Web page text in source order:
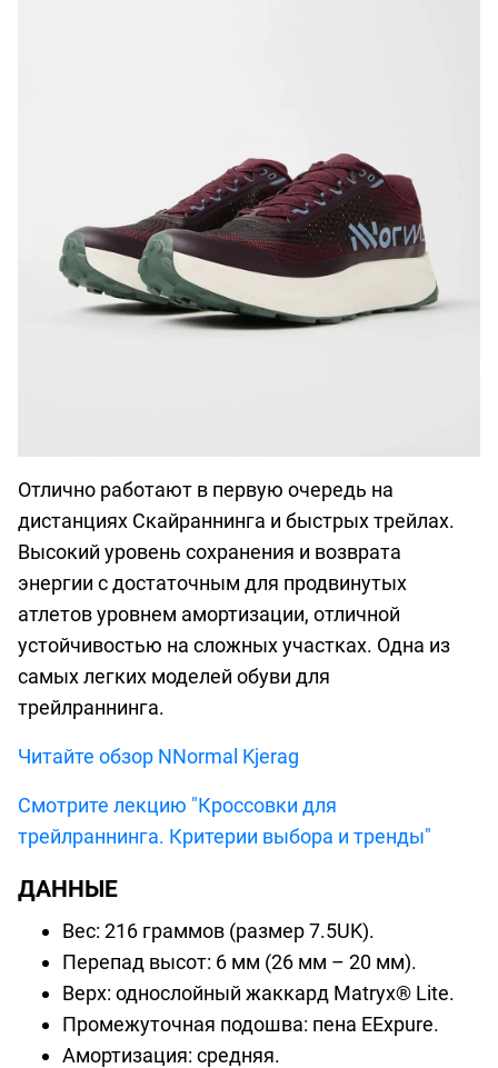
Отлично работают в первую очередь на
дистанциях Скайраннинга и быстрых трейлах.
Высокий уровень сохранения и возврата
энергии с достаточным для продвинутых
атлетов уровнем амортизации, отличной
устойчивостью на сложных участках. Одна из
самых легких моделей обуви для
трейлраннинга.
Читайте обзор NNormal Kjerag
Смотрите лекцию "Кроссовки для
трейлраннинга. Критерии выбора и тренды"
ДАННЫЕ
Вес: 216 граммов (размер 7.5UK).
Перепад высот: 6 мм (26 мм – 20 мм).
Верх: однослойный жаккард Matryx® Lite.
Промежуточная подошва: пена EExpure.
Амортизация: средняя.